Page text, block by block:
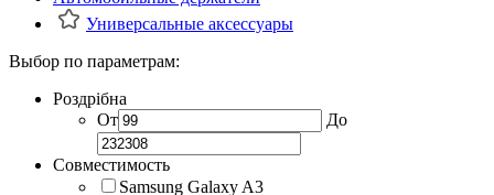
Универсальные аксессуары
Выбор по параметрам:
Роздрібна
От
До
Совместимость
Samsung Galaxy A3